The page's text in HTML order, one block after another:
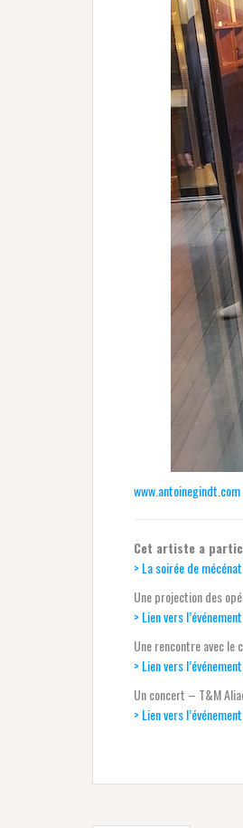
www.antoinegindt.com
Cet artiste a
> La soirée de
Une projection des
> Lien vers l’événement
Une rencontre avec le
> Lien vers l’événement
Un concert – T&M
> Lien vers l’événement